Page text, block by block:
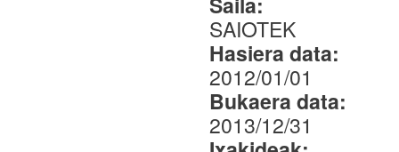
SAIOTEK
Hasiera data:
2012/01/01
Bukaera data:
2013/12/31